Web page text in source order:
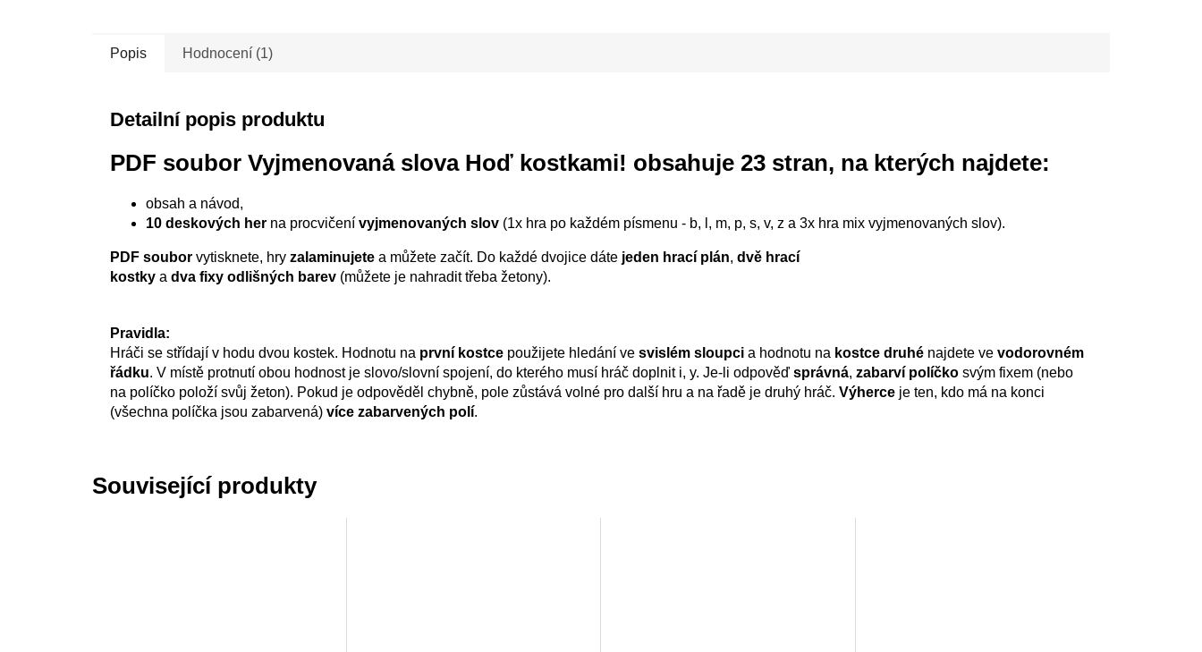
Popis Hodnocení (1)
Detailní popis produktu
PDF soubor Vyjmenovaná slova Hoď kostkami! obsahuje 23 stran, na kterých najdete:
obsah a návod,
10 deskových her na procvičení vyjmenovaných slov (1x hra po každém písmenu - b, l, m, p, s, v, z a 3x hra mix vyjmenovaných slov).
PDF soubor vytisknete, hry zalaminujete a můžete začít. Do každé dvojice dáte jeden hrací plán, dvě hrací
kostky a dva fixy odlišných barev (můžete je nahradit třeba žetony).
Pravidla:
Hráči se střídají v hodu dvou kostek. Hodnotu na první kostce použijete hledání ve svislém sloupci a hodnotu na kostce druhé najdete ve vodorovném
řádku. V místě protnutí obou hodnost je slovo/slovní spojení, do kterého musí hráč doplnit i, y. Je-li odpověď správná, zabarví políčko svým fixem (nebo
na políčko položí svůj žeton). Pokud je odpověděl chybně, pole zůstává volné pro další hru a na řadě je druhý hráč. Výherce je ten, kdo má na konci
(všechna políčka jsou zabarvená) více zabarvených polí.
Související produkty